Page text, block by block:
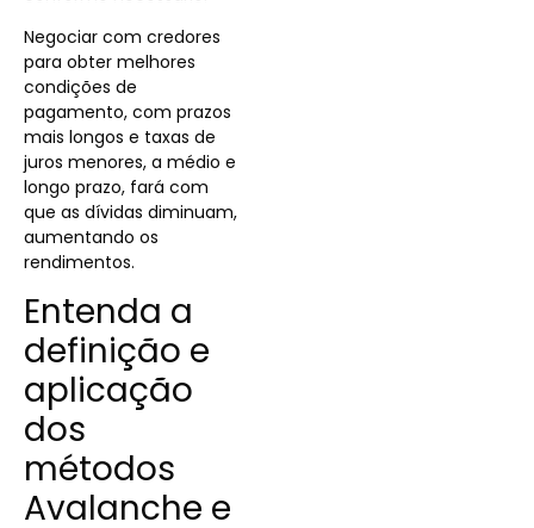
Negociar com credores
para obter melhores
condições de
pagamento, com prazos
mais longos e taxas de
juros menores, a médio e
longo prazo, fará com
que as dívidas diminuam,
aumentando os
rendimentos.
Entenda a
definição e
aplicação
dos
métodos
Avalanche e